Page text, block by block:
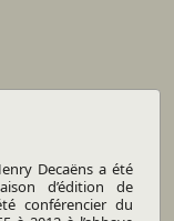
Decaëns a été
d’édition de
conférencier du